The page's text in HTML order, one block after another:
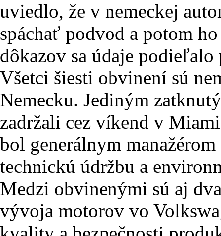
uviedlo, že v nemeckej
spáchať podvod a potom
dôkazov sa údaje podieľalo
Všetci šiesti obvinení sú
Nemecku. Jediným
zadržali cez víkend v
bol generálnym
technickú údržbu a
Medzi obvinenými sú aj
vývoja motorov vo